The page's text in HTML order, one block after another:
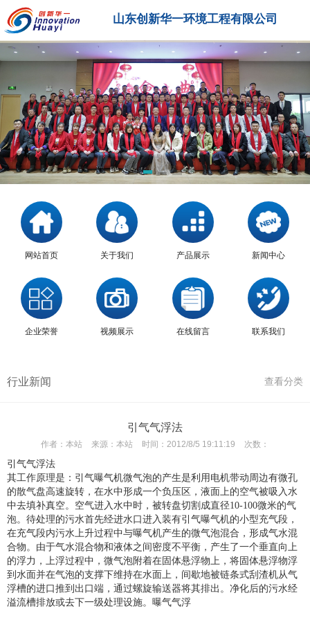
山东创新华一环境工程有限公司
网站首页 关于我们 产品展示 新闻中心
企业荣誉 视频展示 在线留言 联系我们
行业新闻 查看分类
引气气浮法
作者： 本站 来源： 本站 时间： 2012/8/5 19:11:19 次数：
引气气浮法
其工作原理是：引气曝气机微气泡的产生是利用电机带动周边有微孔
的散气盘高速旋转，在水中形成一个负压区，液面上的空气被吸入水
中去填补真空。空气进入水中时，被转盘切割成直径10-100微米的气
泡。待处理的污水首先经进水口进入装有引气曝气机的小型充气段，
在充气段内污水上升过程中与曝气机产生的微气泡混合，形成气水混
合物。由于气水混合物和液体之间密度不平衡，产生了一个垂直向上
的浮力，上浮过程中，微气泡附着在固体悬浮物上，将固体悬浮物浮
到水面并在气泡的支撑下维持在水面上，间歇地被链条式刮渣机从气
浮槽的进口推到出口端，通过螺旋输送器将其排出。净化后的污水经
溢流槽排放或去下一级处理设施。曝气气浮